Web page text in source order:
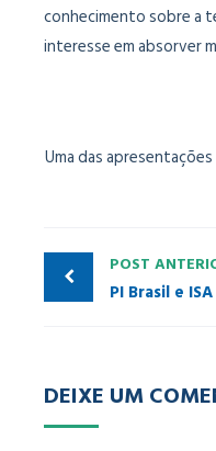
conhecimento sobre a
interesse em absorver
Uma das
POST
PI Brasil e ISA
DEIXE UM